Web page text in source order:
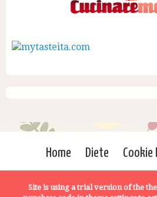
Home Diete Cookie
Site is using a trial version of the